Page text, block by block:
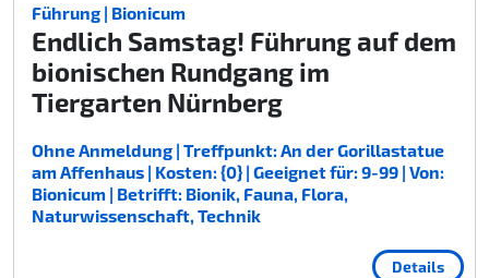
Führung | Bionicum
Endlich Samstag! Führung auf dem
bionischen Rundgang im
Tiergarten Nürnberg
Ohne Anmeldung | Treffpunkt: An der Gorillastatue
am Affenhaus | Kosten: {0} | Geeignet für: 9-99 | Von:
Bionicum | Betrifft: Bionik, Fauna, Flora,
Naturwissenschaft, Technik
Details